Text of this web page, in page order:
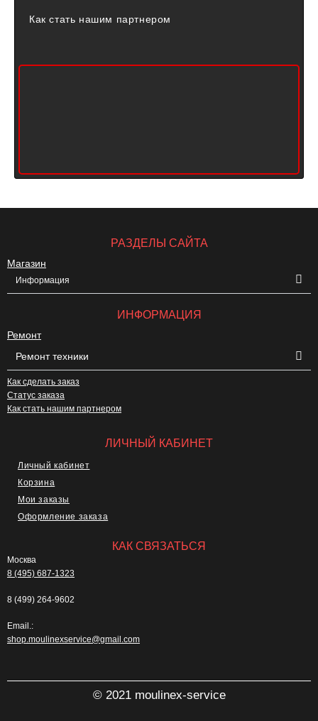
Как стать нашим партнером
РАЗДЕЛЫ САЙТА
Магазин
Информация
ИНФОРМАЦИЯ
Ремонт
Ремонт техники
Как сделать заказ
Статус заказа
Как стать нашим партнером
ЛИЧНЫЙ КАБИНЕТ
Личный кабинет
Корзина
Мои заказы
Оформление заказа
КАК СВЯЗАТЬСЯ
Москва
8 (495) 687-1323
8 (499) 264-9602
Email.:
shop.moulinexservice@gmail.com
© 2021 moulinex-service